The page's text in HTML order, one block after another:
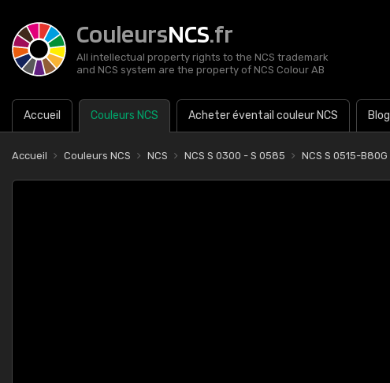
CouleursNCS.fr
All intellectual property rights to the NCS trademark
and NCS system are the property of NCS Colour AB
Accueil Couleurs NCS Acheter éventail couleur NCS Blog
Accueil Couleurs NCS NCS NCS S 0300 - S 0585 NCS S 0515-B80G